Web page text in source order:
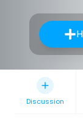
Discussion